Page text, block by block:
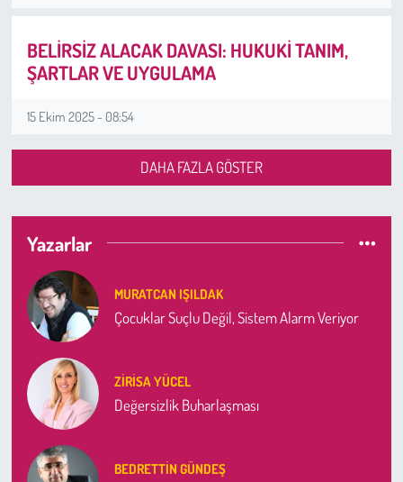
BELİRSİZ ALACAK DAVASI: HUKUKİ TANIM,
ŞARTLAR VE UYGULAMA
15 Ekim 2025 - 08:54
DAHA FAZLA GÖSTER
Yazarlar
MURATCAN IŞILDAK
Çocuklar Suçlu Değil, Sistem Alarm Veriyor
ZIRISA YÜCEL
Değersizlik Buharlaşması
BEDRETTIN GÜNDEŞ